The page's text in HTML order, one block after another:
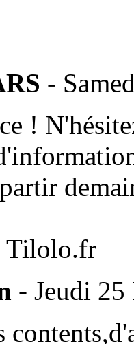
-
!
Tilolo.fr
- Jeudi 25